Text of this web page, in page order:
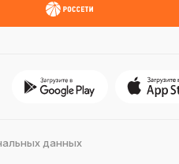
данных